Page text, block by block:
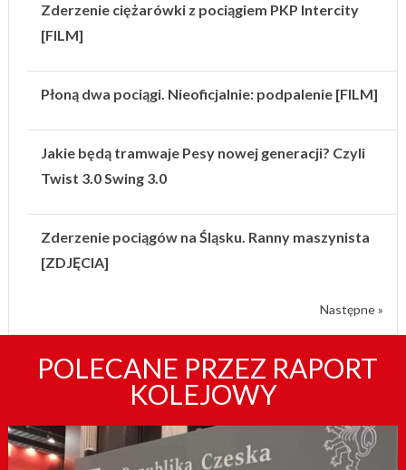
Zderzenie ciężarówki z pociągiem PKP Intercity
[FILM]
Płoną dwa pociągi. Nieoficjalnie: podpalenie [FILM]
Jakie będą tramwaje Pesy nowej generacji? Czyli
Twist 3.0 Swing 3.0
Zderzenie pociągów na Śląsku. Ranny maszynista
[ZDJĘCIA]
Następne »
POLECANE PRZEZ RAPORT
KOLEJOWY